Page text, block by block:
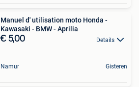
Manuel d' utilisation moto Honda -
Kawasaki - BMW - Aprilia
€ 5,00 Details
Namur Gisteren